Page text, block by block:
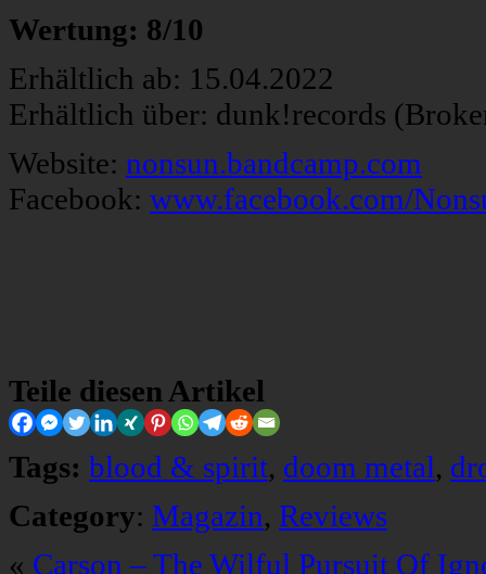
Wertung: 8/10
Erhältlich ab: 15.04.2022
Erhältlich über: dunk!records
Website: nonsun.bandcamp.com
Facebook: www.facebook.com/
Teile diesen Artikel
Tags: blood & spirit, doom metal,
Category: Magazin, Reviews
« Carson – The Wilful Pursuit Of